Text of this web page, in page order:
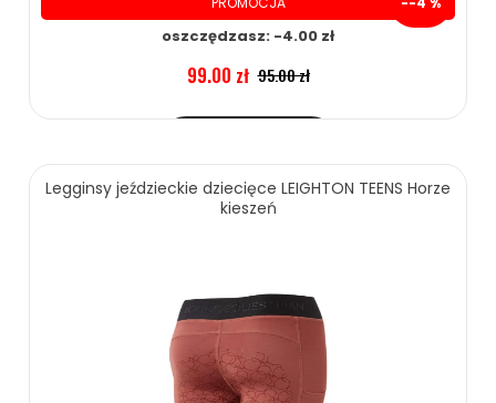
oszczędzasz: -4.00 zł
99.00 zł 95.00 zł
Legginsy jeździeckie dziecięce LEIGHTON TEENS Horze
kieszeń